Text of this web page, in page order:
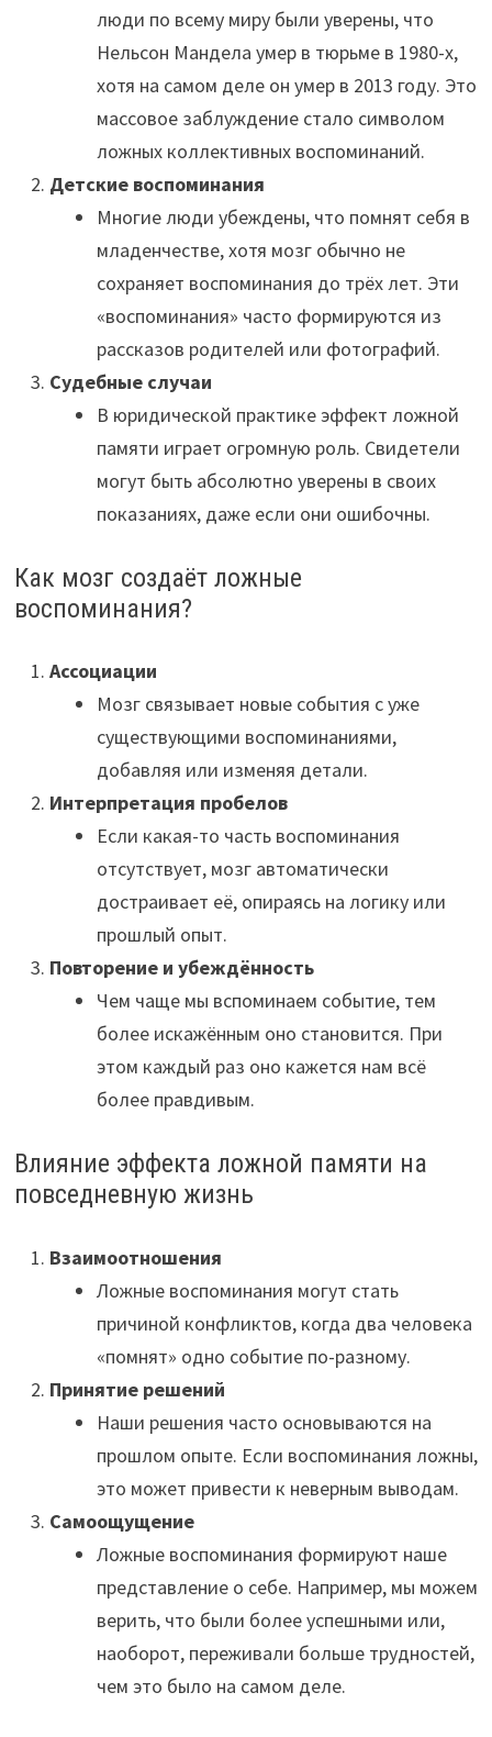
люди по всему миру были уверены, что
Нельсон Мандела умер в тюрьме в 1980-х,
хотя на самом деле он умер в 2013 году. Это
массовое заблуждение стало символом
ложных коллективных воспоминаний.
Детские воспоминания
Многие люди убеждены, что помнят себя в
младенчестве, хотя мозг обычно не
сохраняет воспоминания до трёх лет. Эти
«воспоминания» часто формируются из
рассказов родителей или фотографий.
Судебные случаи
В юридической практике эффект ложной
памяти играет огромную роль. Свидетели
могут быть абсолютно уверены в своих
показаниях, даже если они ошибочны.
Как мозг создаёт ложные
воспоминания?
Ассоциации
Мозг связывает новые события с уже
существующими воспоминаниями,
добавляя или изменяя детали.
Интерпретация пробелов
Если какая-то часть воспоминания
отсутствует, мозг автоматически
достраивает её, опираясь на логику или
прошлый опыт.
Повторение и убеждённость
Чем чаще мы вспоминаем событие, тем
более искажённым оно становится. При
этом каждый раз оно кажется нам всё
более правдивым.
Влияние эффекта ложной памяти на
повседневную жизнь
Взаимоотношения
Ложные воспоминания могут стать
причиной конфликтов, когда два человека
«помнят» одно событие по-разному.
Принятие решений
Наши решения часто основываются на
прошлом опыте. Если воспоминания ложны,
это может привести к неверным выводам.
Самоощущение
Ложные воспоминания формируют наше
представление о себе. Например, мы можем
верить, что были более успешными или,
наоборот, переживали больше трудностей,
чем это было на самом деле.